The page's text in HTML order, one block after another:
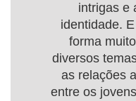
intrigas e
identidade.
forma
diversos
as relações
entre os